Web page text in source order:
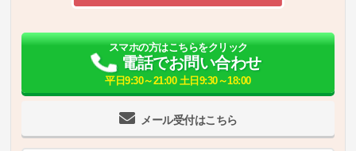
メール受付はこちら
スマホの方はこちらをクリック
電話でお問い合わせ
平日9:30～21:00 土日9:30～18:00